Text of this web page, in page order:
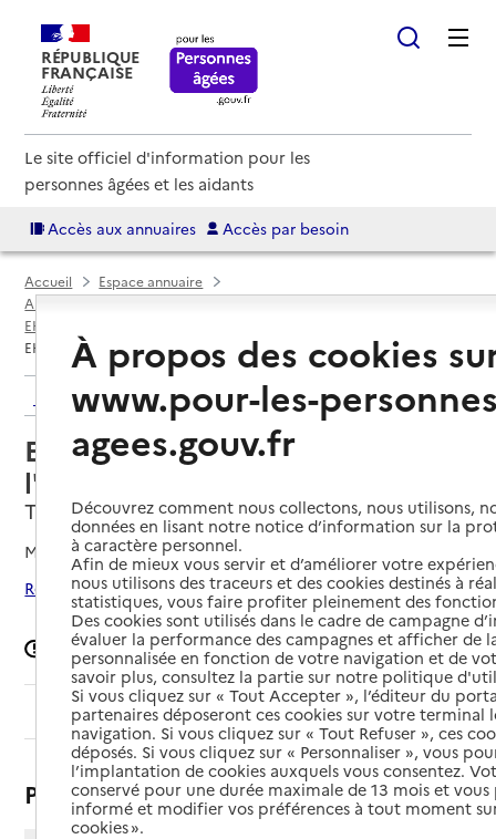
RÉPUBLIQUE
FRANÇAISE
Le site officiel d'information pour les
personnes âgées et les aidants
Accès aux annuaires Accès par besoin
Accueil
Espace annuaire
Annuaire EHPAD et maisons de retraite
EHPAD par département
EHPAD Résidence Les Flots de l'Orvin
Retour aux résultats de l'annuaire
EHPAD Résidence Les Flots de
l'Orvin
Traînel, AUBE
Mis à jour le17/12/2025
Rechercher les établissements autour de Traînel
Signaler une erreur
Sommaire
Présentation
À propos des cookies
www.pour-les-
agees.gouv.fr
Découvrez comment nous collectons, nous utilisons,
données en lisant notre notice d’information sur la
à caractère personnel.
Afin de mieux vous servir et d’améliorer votre
nous utilisons des traceurs et des cookies destinés à
statistiques, vous faire profiter pleinement des
Des cookies sont utilisés dans le cadre de campagne
évaluer la performance des campagnes et afficher de
personnalisée en fonction de votre navigation et de
savoir plus, consultez la partie sur notre politique
Si vous cliquez sur « Tout Accepter », l’éditeur du
partenaires déposeront ces cookies sur votre terminal
navigation. Si vous cliquez sur « Tout Refuser », ces
déposés. Si vous cliquez sur « Personnaliser », vous
l’implantation de cookies auxquels vous consentez.
conservé pour une durée maximale de 13 mois et
informé et modifier vos préférences à tout moment
cookies ».